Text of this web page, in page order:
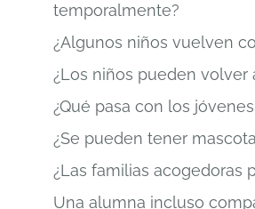
temporalmente?
¿Algunos niños vuelven
¿Los niños pueden volver
¿Qué pasa con los
¿Se pueden tener
¿Las familias acogedoras
Una alumna incluso